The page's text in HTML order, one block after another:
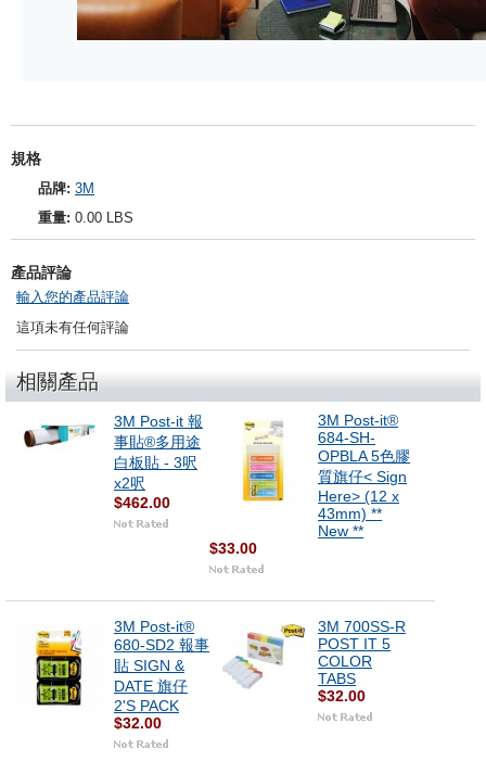
規格
品牌: 3M
重量: 0.00 LBS
產品評論
輸入您的產品評論
這項未有任何評論
相關產品
3M Post-it 報
事貼®多用途
白板貼 - 3呎
x2呎
$462.00
3M Post-it®
684-SH-
OPBLA 5色膠
質旗仔< Sign
Here> (12 x
43mm) **
New **
$33.00
3M Post-it®
680-SD2 報事
貼 SIGN &
DATE 旗仔
2'S PACK
$32.00
3M 700SS-R
POST IT 5
COLOR
TABS
$32.00